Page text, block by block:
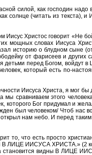
силой, как господин
солнце (читать из текста),
Христос говорит «Не
мощных словах Иисуса
историю о блудном сыне
от фарисеев и
перед Богом, войдут
который есть по-
Иисуса Христа, я мог
мы сравниваем этого
которого Бог придумал и
был человеком/ Чтоб нас
нам небо. И перед
то, что есть просто
ЛИЦЕ ИИСУСА ХРИСТА.» (2
видны В ЛИЦЕ